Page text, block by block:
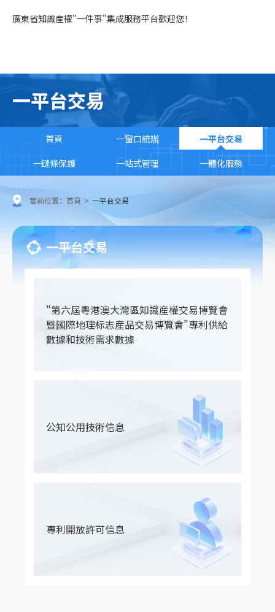
廣東省知識産權"一件事"集成服務平台歡迎您！
一平台交易
首頁 一窗口統辦
一平台交易
一鏈條保護
一站式管理 一體化服務
當前位置： 首頁 > 一平台交易
一平台交易
"第六屆粵港澳大灣區知識産權交易博覽會
暨國際地理标志産品交易博覽會"專利供給
數據和技術需求數據
公知公用技術信息
專利開放許可信息